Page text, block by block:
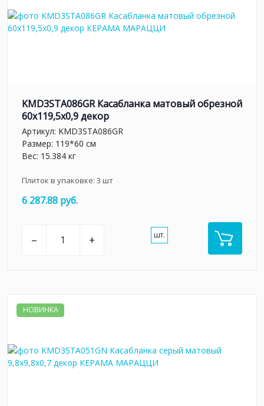
KMD3STA086GR Касабланка матовый обрезной
60x119,5x0,9 декор
Артикул: KMD3STA086GR
Размер: 119*60 см
Вес: 15.384 кг
Плиток в упаковке: 3 шт
6 287.88 руб.
– + шт.
НОВИНКА